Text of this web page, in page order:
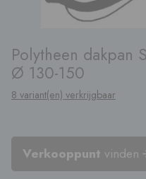
Polytheen dakpan
Ø 130-150
8 variant(en) verkrijgbaar
Verkooppunt vinden